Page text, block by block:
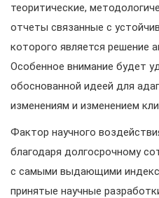
теоритические,
отчеты связанные с
которого является решение
Особенное внимание будет
обоснованной идеей для
изменениям и изменением
Фактор научного
благодаря долгосрочному
с самыми выдающими
принятые научные